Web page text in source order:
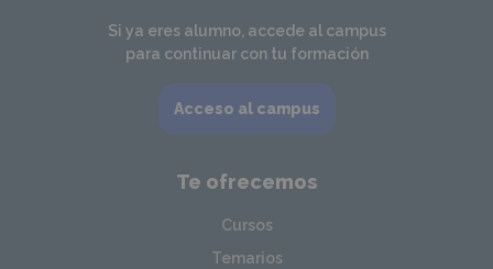
Si ya eres alumno, accede al campus
para continuar con tu formación
Acceso al campus
Te ofrecemos
Cursos
Temarios